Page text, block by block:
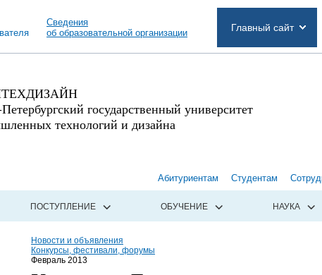
Сведения
об образовательной организации
Главный сайт
государственный университет
технологий и дизайна
Абитуриентам Студентам
ПОСТУПЛЕНИЕ ОБУЧЕНИЕ НАУКА
Новости и объявления
Конкурсы, фестивали, форумы
Февраль 2013